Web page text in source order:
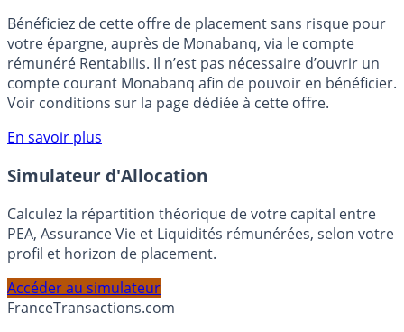
🎁 Bon plan épargne : 3% pendant 6 mois
Bénéficiez de cette offre de placement sans risque pour
votre épargne, auprès de Monabanq, via le compte
rémunéré Rentabilis. Il n’est pas nécessaire d’ouvrir un
Voir conditions sur la page dédiée à cette offre.
En savoir plus
Simulateur d'Allocation
Calculez la répartition théorique de votre capital entre
PEA, Assurance Vie et Liquidités rémunérées, selon votre
profil et horizon de placement.